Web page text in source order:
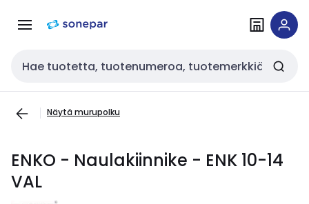
navigointiinsisältöön
Haku
Näytä murupolku
ENKO - Naulakiinnike - ENK 10-14
VAL